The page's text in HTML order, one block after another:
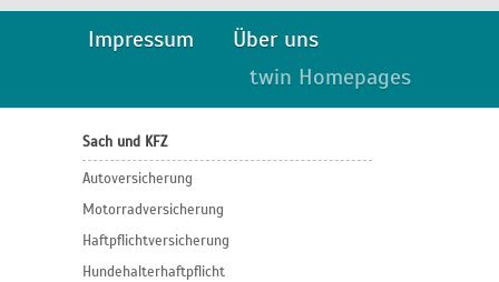
Impressum
Über uns
twin Homepages
Sach und KFZ
Autoversicherung
Motorradversicherung
Haftpflichtversicherung
Hundehalterhaftpflicht